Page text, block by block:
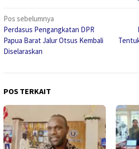
Navigasi
pos
Pos sebelumnya
Perdasus Pengangkatan DPR
Papua Barat Jalur Otsus Kembali
Diselaraskan
POS TERKAIT